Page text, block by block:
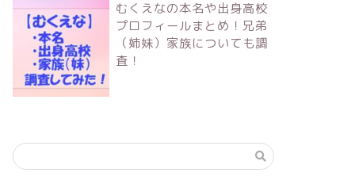
むくえなの本名や出身高校
プロフィールまとめ！兄弟
（姉妹）家族についても調
査！